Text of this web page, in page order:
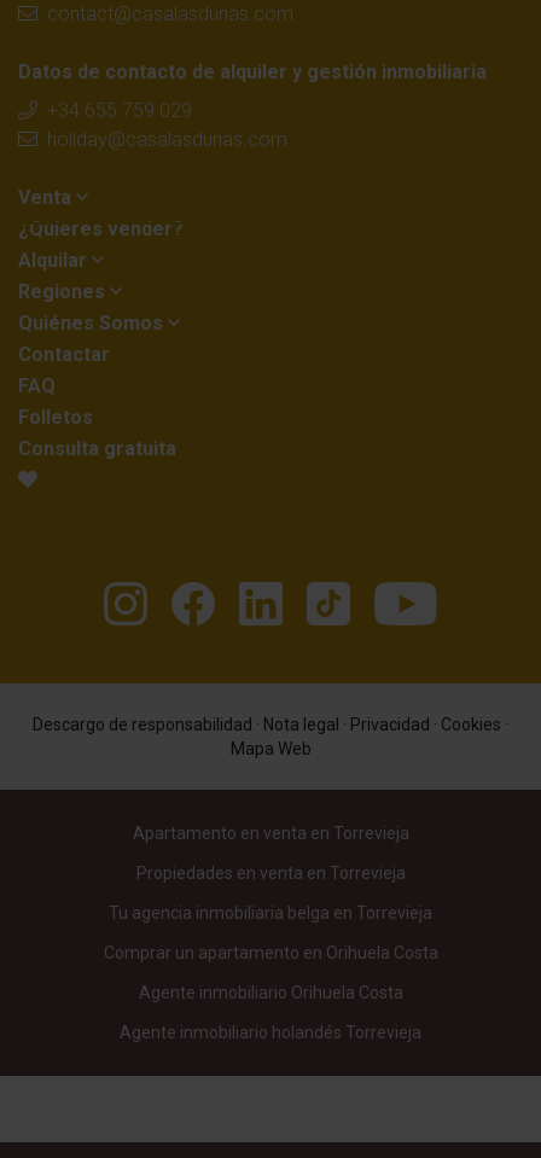
contact@casalasdunas.com
Datos de contacto de alquiler y gestión inmobiliaria
+34 655 759 029
holiday@casalasdunas.com
Venta
¿Quieres vender?
Alquilar
Regiones
Quiénes Somos
Contactar
FAQ
Folletos
Consulta gratuita
Descargo de responsabilidad · Nota legal · Privacidad · Cookies ·
Mapa Web
Apartamento en venta en Torrevieja
Propiedades en venta en Torrevieja
Tu agencia inmobiliaria belga en Torrevieja
Comprar un apartamento en Orihuela Costa
Agente inmobiliario Orihuela Costa
Agente inmobiliario holandés Torrevieja